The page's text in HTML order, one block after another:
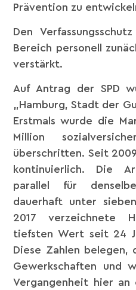
Prävention zu
Den
Bereich personell
verstärkt.
Auf Antrag der SPD
„Hamburg, Stadt der
Erstmals wurde die
Million
überschritten. Seit
kontinuierlich. Die
parallel für
dauerhaft unter
2017 verzeichnete
tiefsten Wert seit 24
Diese Zahlen belegen,
Gewerkschaften und
Vergangenheit hier an